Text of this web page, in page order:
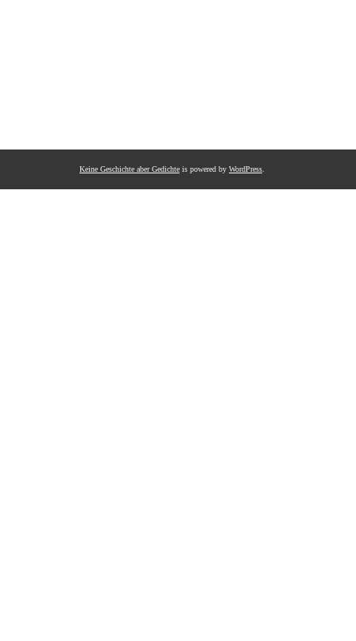
Keine Geschichte aber Gedichte is powered by WordPress